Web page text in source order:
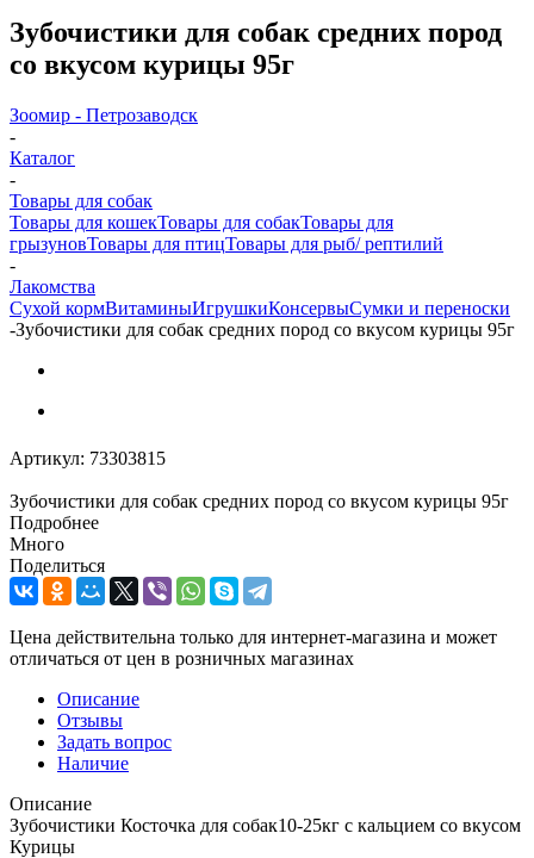
Зубочистики для собак средних пород
со вкусом курицы 95г
Зоомир - Петрозаводск
-
Каталог
-
Товары для собак
Товары для кошекТовары для собакТовары для
грызуновТовары для птицТовары для рыб/ рептилий
-
Лакомства
Cухой кормВитаминыИгрушкиКонсервыСумки и переноски
-Зубочистики для собак средних пород со вкусом курицы 95г
Артикул: 73303815
Зубочистики для собак средних пород со вкусом курицы 95г
Подробнее
Много
Поделиться
Цена действительна только для интернет-магазина и может
отличаться от цен в розничных магазинах
Описание
Отзывы
Задать вопрос
Наличие
Описание
Зубочистики Косточка для собак10-25кг с кальцием со вкусом
Курицы